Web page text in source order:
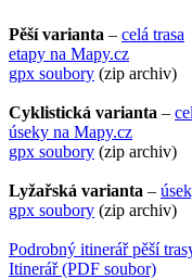
Pěší varianta – celá trasa
etapy na Mapy.cz
gpx soubory (zip archiv)
Cyklistická varianta –
úseky na Mapy.cz
gpx soubory (zip archiv)
Lyžařská varianta –
gpx soubory (zip archiv)
Podrobný itinerář pěší
Itinerář (PDF soubor)